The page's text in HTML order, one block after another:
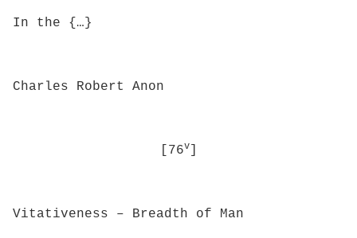
In the {…}
Charles Robert Anon
[76v
Vitativeness – Breadth of Man